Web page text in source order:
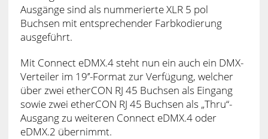
Ausgänge sind als nummerierte XLR 5 pol
Buchsen mit entsprechender Farbkodierung
ausgeführt.
Mit Connect eDMX.4 steht nun ein auch ein DMX-
Verteiler im 19’’-Format zur Verfügung, welcher
über zwei etherCON RJ 45 Buchsen als Eingang
sowie zwei etherCON RJ 45 Buchsen als „Thru“-
Ausgang zu weiteren Connect eDMX.4 oder
eDMX.2 übernimmt.